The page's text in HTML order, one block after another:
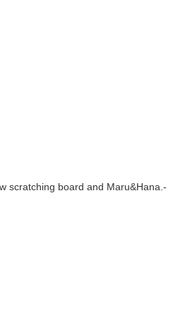
scratching board and Maru&Hana.-